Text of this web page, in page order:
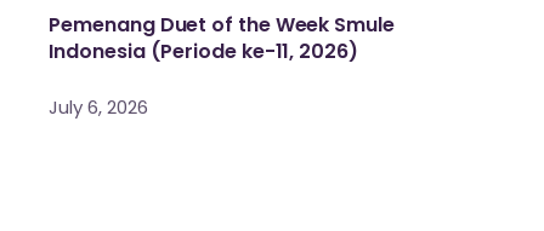
Pemenang Duet of the Week Smule
Indonesia (Periode ke-11, 2026)
July 6, 2026